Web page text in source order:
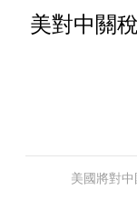
美對中關
美國將對